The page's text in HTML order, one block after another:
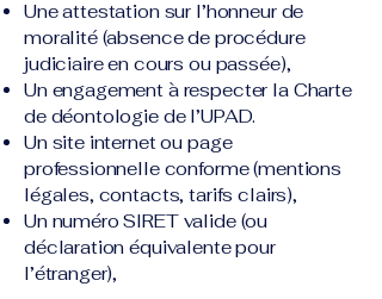
Une attestation sur l’honneur de
moralité (absence de procédure
judiciaire en cours ou passée),
Un engagement à respecter la Charte
de déontologie de l’UPAD.
Un site internet ou page
professionnelle conforme (mentions
légales, contacts, tarifs clairs),
Un numéro SIRET valide (ou
déclaration équivalente pour
l’étranger),